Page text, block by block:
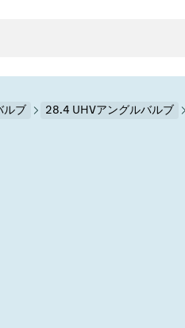
ルブ、シリンダーバルブ
ルブ 28.4 UHVアングルバルブ